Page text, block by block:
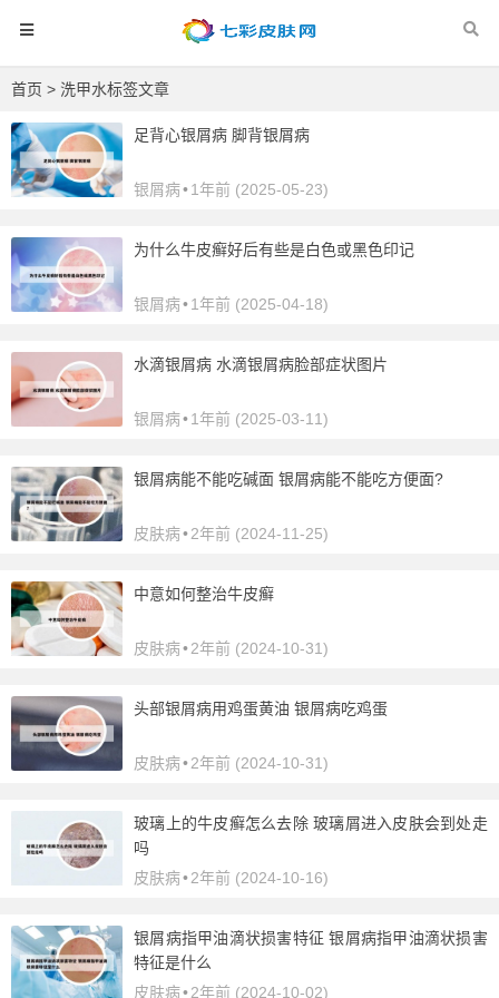
首页 > 洗甲水标签文章
足背心银屑病 脚背银屑病
银屑病•1年前 (2025-05-23)
为什么牛皮癣好后有些是白色或黑色印记
银屑病•1年前 (2025-04-18)
水滴银屑病 水滴银屑病脸部症状图片
银屑病•1年前 (2025-03-11)
银屑病能不能吃碱面 银屑病能不能吃方便面?
皮肤病•2年前 (2024-11-25)
中意如何整治牛皮癣
皮肤病•2年前 (2024-10-31)
头部银屑病用鸡蛋黄油 银屑病吃鸡蛋
皮肤病•2年前 (2024-10-31)
玻璃上的牛皮癣怎么去除 玻璃屑进入皮肤会到处走
吗
皮肤病•2年前 (2024-10-16)
银屑病指甲油滴状损害特征 银屑病指甲油滴状损害
特征是什么
皮肤病•2年前 (2024-10-02)